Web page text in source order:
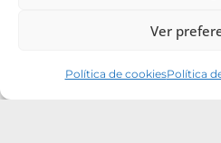
Ver
Política de cookiesPolítica